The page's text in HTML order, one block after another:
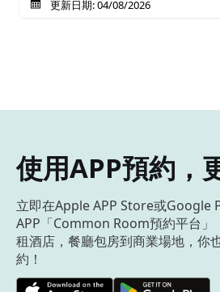
更新日期: 04/08/2026
使用APP預約，
立即在Apple APP Store或Google
APP「Common Room預約平台
租酒店，餐廳包房到商業場地，你
約！